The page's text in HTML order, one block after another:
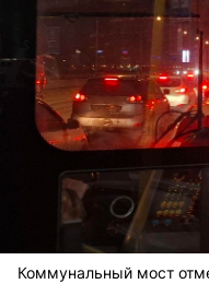
Коммунальный мост